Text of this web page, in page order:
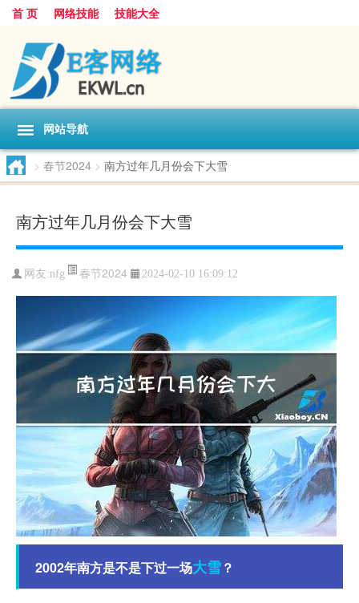
首 页 网络技能 技能大全
网站导航
> 春节2024 > 南方过年几月份会下大雪
南方过年几月份会下大雪
网友:nfg 春节2024 2024-02-10 16:09:12
2002年南方是不是下过一场大雪？